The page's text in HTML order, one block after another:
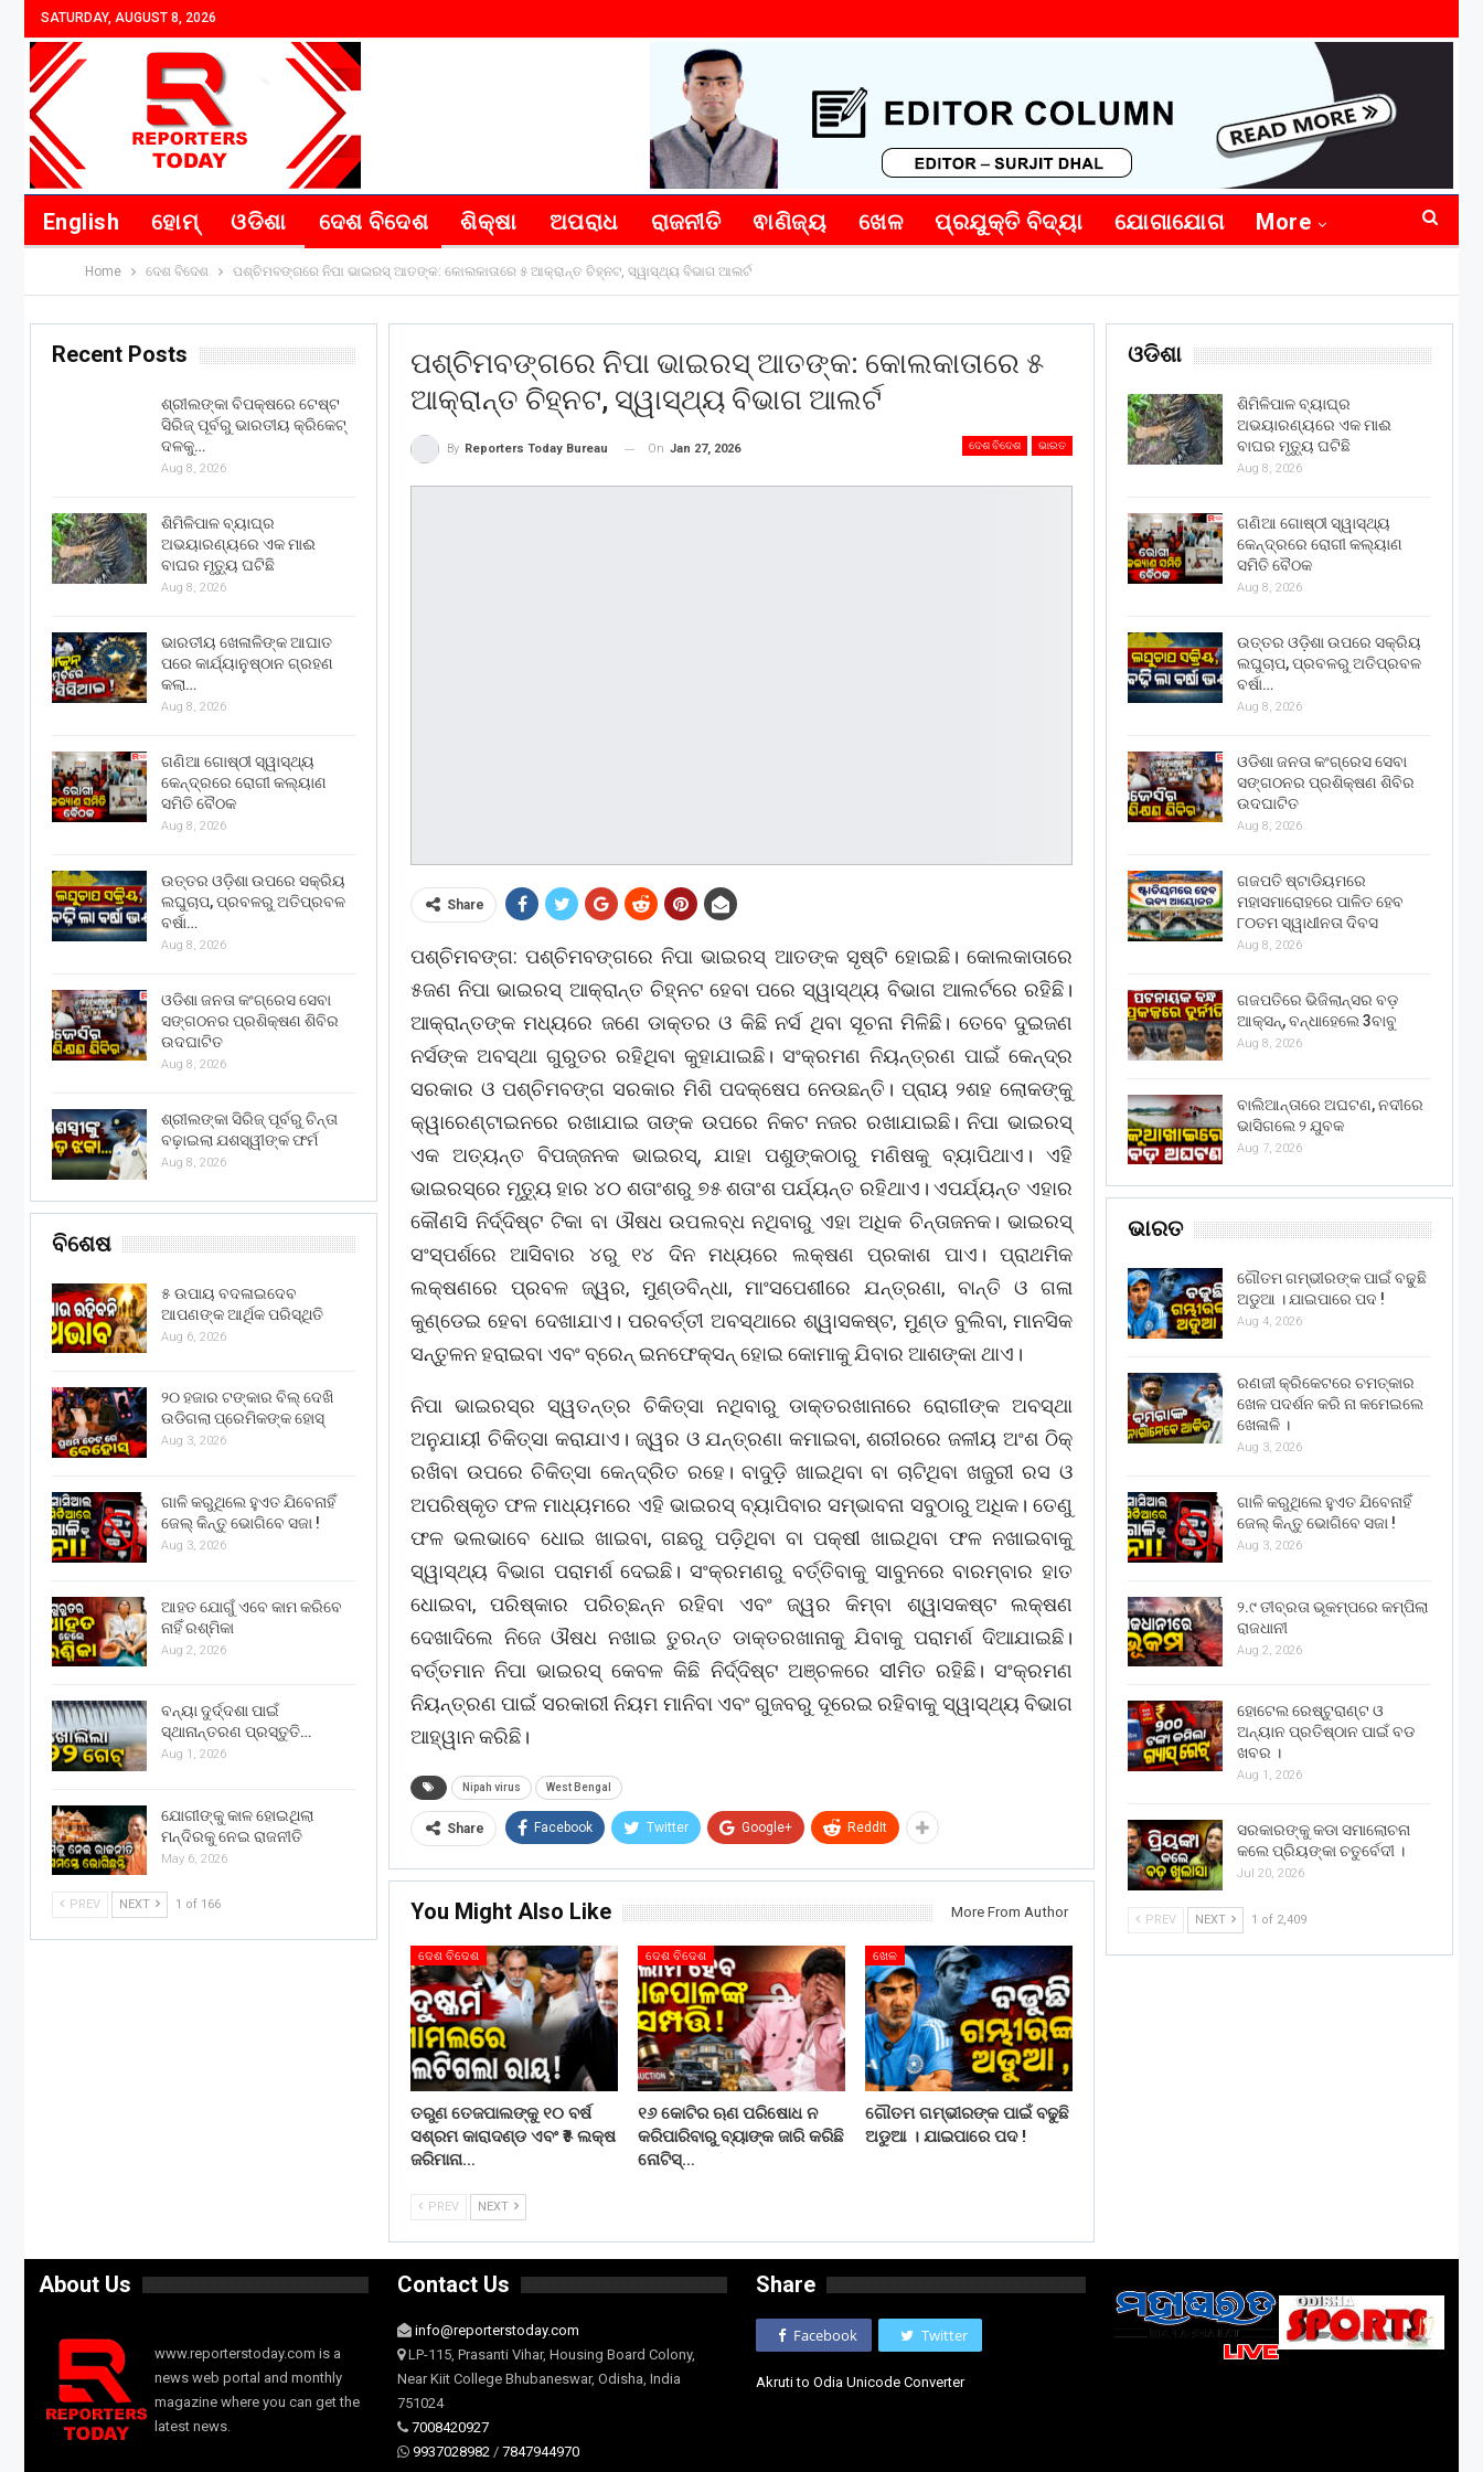
SATURDAY, AUGUST 8, 2026
English ହୋମ୍ ଓଡିଶା ଦେଶ ବିଦେଶ ଶିକ୍ଷା ଅପରାଧ ରାଜନୀତି ଵାଣିଜ୍ୟ ଖେଳ ପ୍ରଯୁକ୍ତି ବିଦ୍ୟା ଯୋଗାଯୋଗ More
Home ଦେଶ ବିଦେଶ ପଶ୍ଚିମବଙ୍ଗରେ ନିପା ଭାଇରସ୍ ଆତଙ୍କ: କୋଲକାତାରେ ୫ ଆକ୍ରାନ୍ତ ଚିହ୍ନଟ, ସ୍ୱାସ୍ଥ୍ୟ ବିଭାଗ ଆଲର୍ଟ
ପଶ୍ଚିମବଙ୍ଗରେ ନିପା ଭାଇରସ୍ ଆତଙ୍କ: କୋଲକାତାରେ ୫
ଆକ୍ରାନ୍ତ ଚିହ୍ନଟ, ସ୍ୱାସ୍ଥ୍ୟ ବିଭାଗ ଆଲର୍ଟ
ଦେଶ ବିଦେଶ ଭାରତ
By Reporters Today Bureau On Jan 27, 2026
Share
ପଶ୍ଚିମବଙ୍ଗ: ପଶ୍ଚିମବଙ୍ଗରେ ନିପା ଭାଇରସ୍ ଆତଙ୍କ ସୃଷ୍ଟି ହୋଇଛି। କୋଲକାତାରେ
୫ଜଣ ନିପା ଭାଇରସ୍ ଆକ୍ରାନ୍ତ ଚିହ୍ନଟ ହେବା ପରେ ସ୍ୱାସ୍ଥ୍ୟ ବିଭାଗ ଆଲର୍ଟରେ ରହିଛି।
ଆକ୍ରାନ୍ତଙ୍କ ମଧ୍ୟରେ ଜଣେ ଡାକ୍ତର ଓ କିଛି ନର୍ସ ଥିବା ସୂଚନା ମିଳିଛି। ତେବେ ଦୁଇଜଣ
ନର୍ସଙ୍କ ଅବସ୍ଥା ଗୁରୁତର ରହିଥିବା କୁହାଯାଇଛି। ସଂକ୍ରମଣ ନିୟନ୍ତ୍ରଣ ପାଇଁ କେନ୍ଦ୍ର
ସରକାର ଓ ପଶ୍ଚିମବଙ୍ଗ ସରକାର ମିଶି ପଦକ୍ଷେପ ନେଉଛନ୍ତି। ପ୍ରାୟ ୨ଶହ ଲୋକଙ୍କୁ
କ୍ୱାରେଣ୍ଟାଇନରେ ରଖାଯାଇ ତାଙ୍କ ଉପରେ ନିକଟ ନଜର ରଖାଯାଇଛି। ନିପା ଭାଇରସ୍
ଏକ ଅତ୍ୟନ୍ତ ବିପଜ୍ଜନକ ଭାଇରସ୍, ଯାହା ପଶୁଙ୍କଠାରୁ ମଣିଷକୁ ବ୍ୟାପିଥାଏ। ଏହି
ଭାଇରସ୍‌ରେ ମୃତ୍ୟୁ ହାର ୪୦ ଶତାଂଶରୁ ୭୫ ଶତାଂଶ ପର୍ଯ୍ୟନ୍ତ ରହିଥାଏ। ଏପର୍ଯ୍ୟନ୍ତ ଏହାର
କୌଣସି ନିର୍ଦ୍ଦିଷ୍ଟ ଟିକା ବା ଔଷଧ ଉପଲବ୍ଧ ନଥିବାରୁ ଏହା ଅଧିକ ଚିନ୍ତାଜନକ। ଭାଇରସ୍
ସଂସ୍ପର୍ଶରେ ଆସିବାର ୪ରୁ ୧୪ ଦିନ ମଧ୍ୟରେ ଲକ୍ଷଣ ପ୍ରକାଶ ପାଏ। ପ୍ରାଥମିକ
ଲକ୍ଷଣରେ ପ୍ରବଳ ଜ୍ୱର, ମୁଣ୍ଡବିନ୍ଧା, ମାଂସପେଶୀରେ ଯନ୍ତ୍ରଣା, ବାନ୍ତି ଓ ଗଳା
କୁଣ୍ଡେଇ ହେବା ଦେଖାଯାଏ। ପରବର୍ତ୍ତୀ ଅବସ୍ଥାରେ ଶ୍ୱାସକଷ୍ଟ, ମୁଣ୍ଡ ବୁଲିବା, ମାନସିକ
ସନ୍ତୁଳନ ହରାଇବା ଏବଂ ବ୍ରେନ୍ ଇନଫେକ୍ସନ୍ ହୋଇ କୋମାକୁ ଯିବାର ଆଶଙ୍କା ଥାଏ।
ନିପା ଭାଇରସ୍‌ର ସ୍ୱତନ୍ତ୍ର ଚିକିତ୍ସା ନଥିବାରୁ ଡାକ୍ତରଖାନାରେ ରୋଗୀଙ୍କ ଅବସ୍ଥା
ଅନୁଯାୟୀ ଚିକିତ୍ସା କରାଯାଏ। ଜ୍ୱର ଓ ଯନ୍ତ୍ରଣା କମାଇବା, ଶରୀରରେ ଜଳୀୟ ଅଂଶ ଠିକ୍
ରଖିବା ଉପରେ ଚିକିତ୍ସା କେନ୍ଦ୍ରିତ ରହେ। ବାଦୁଡ଼ି ଖାଇଥିବା ବା ଚାଟିଥିବା ଖଜୁରୀ ରସ ଓ
ଅପରିଷ୍କୃତ ଫଳ ମାଧ୍ୟମରେ ଏହି ଭାଇରସ୍ ବ୍ୟାପିବାର ସମ୍ଭାବନା ସବୁଠାରୁ ଅଧିକ। ତେଣୁ
ଫଳ ଭଲଭାବେ ଧୋଇ ଖାଇବା, ଗଛରୁ ପଡ଼ିଥିବା ବା ପକ୍ଷୀ ଖାଇଥିବା ଫଳ ନଖାଇବାକୁ
ସ୍ୱାସ୍ଥ୍ୟ ବିଭାଗ ପରାମର୍ଶ ଦେଇଛି। ସଂକ୍ରମଣରୁ ବର୍ତ୍ତିବାକୁ ସାବୁନରେ ବାରମ୍ବାର ହାତ
ଧୋଇବା, ପରିଷ୍କାର ପରିଚ୍ଛନ୍ନ ରହିବା ଏବଂ ଜ୍ୱର କିମ୍ବା ଶ୍ୱାସକଷ୍ଟ ଲକ୍ଷଣ
ଦେଖାଦିଲେ ନିଜେ ଔଷଧ ନଖାଇ ତୁରନ୍ତ ଡାକ୍ତରଖାନାକୁ ଯିବାକୁ ପରାମର୍ଶ ଦିଆଯାଇଛି।
ବର୍ତ୍ତମାନ ନିପା ଭାଇରସ୍ କେବଳ କିଛି ନିର୍ଦ୍ଦିଷ୍ଟ ଅଞ୍ଚଳରେ ସୀମିତ ରହିଛି। ସଂକ୍ରମଣ
ନିୟନ୍ତ୍ରଣ ପାଇଁ ସରକାରୀ ନିୟମ ମାନିବା ଏବଂ ଗୁଜବରୁ ଦୂରେଇ ରହିବାକୁ ସ୍ୱାସ୍ଥ୍ୟ ବିଭାଗ
ଆହ୍ୱାନ କରିଛି।
Nipah virus West Bengal
Share Facebook Twitter Google+ ReddIt
You Might Also Like More From Author
ଦେଶ ବିଦେଶ
ତରୁଣ ତେଜପାଲଙ୍କୁ ୧୦ ବର୍ଷ
ସଶ୍ରମ କାରାଦଣ୍ଡ ଏବଂ ₹୫ ଲକ୍ଷ
ଜରିମାନା…
ଦେଶ ବିଦେଶ
୧୬ କୋଟିର ଋଣ ପରିଷୋଧ ନ
କରିପାରିବାରୁ ବ୍ୟାଙ୍କ ଜାରି କରିଛି
ନୋଟିସ୍…
ଖେଳ
ଗୌତମ ଗମ୍ଭୀରଙ୍କ ପାଇଁ ବଢୁଛି
ଅଡୁଆ । ଯାଇପାରେ ପଦ !
PREV NEXT
ଓଡିଶା
ଶିମିଳିପାଳ ବ୍ୟାଘ୍ର
ଅଭୟାରଣ୍ୟରେ ଏକ ମାଈ
ବାଘର ମୃତ୍ୟୁ ଘଟିଛି
Aug 8, 2026
ଗଣିଆ ଗୋଷ୍ଠୀ ସ୍ୱାସ୍ଥ୍ୟ
କେନ୍ଦ୍ରରେ ରୋଗୀ କଲ୍ୟାଣ
ସମିତି ବୈଠକ
Aug 8, 2026
ଉତ୍ତର ଓଡ଼ିଶା ଉପରେ ସକ୍ରିୟ
ଲଘୁଚାପ, ପ୍ରବଳରୁ ଅତିପ୍ରବଳ
ବର୍ଷା…
Aug 8, 2026
ଓଡିଶା ଜନତା କଂଗ୍ରେସ ସେବା
ସଙ୍ଗଠନର ପ୍ରଶିକ୍ଷଣ ଶିବିର
ଉଦଘାଟିତ
Aug 8, 2026
ଗଜପତି ଷ୍ଟାଡିୟମରେ
ମହାସମାରୋହରେ ପାଳିତ ହେବ
୮୦ତମ ସ୍ୱାଧୀନତା ଦିବସ
Aug 8, 2026
ଗଜପତିରେ ଭିଜିଲାନ୍ସର ବଡ଼
ଆକ୍ସନ୍, ବନ୍ଧାହେଲେ 3ବାବୁ
Aug 8, 2026
ବାଲିଆନ୍ତାରେ ଅଘଟଣ, ନଦୀରେ
ଭାସିଗଲେ ୨ ଯୁବକ
Aug 7, 2026
ଭାରତ
ଗୌତମ ଗମ୍ଭୀରଙ୍କ ପାଇଁ ବଢୁଛି
ଅଡୁଆ । ଯାଇପାରେ ପଦ !
Aug 4, 2026
ରଣଜୀ କ୍ରିକେଟରେ ଚମତ୍କାର
ଖେଳ ପଦର୍ଶନ କରି ନା କମେଇଲେ
ଖେଳାଳି ।
Aug 3, 2026
ଗାଳି କରୁଥିଲେ ହୁଏତ ଯିବେନାହିଁ
ଜେଲ୍ କିନ୍ତୁ ଭୋଗିବେ ସଜା !
Aug 3, 2026
୨.୯ ତୀବ୍ରତା ଭୂକମ୍ପରେ କମ୍ପିଲା
ରାଜଧାନୀ
Aug 2, 2026
ହୋଟେଲ ରେଷ୍ଟୁରାଣ୍ଟ ଓ
ଅନ୍ୟାନ ପ୍ରତିଷ୍ଠାନ ପାଇଁ ବଡ
ଖବର ।
Aug 1, 2026
ସରକାରଙ୍କୁ କଡା ସମାଲୋଚନା
କଲେ ପ୍ରିୟଙ୍କା ଚତୁର୍ବେଦୀ ।
Jul 20, 2026
PREV NEXT 1 of 2,409
Recent Posts
ଶ୍ରୀଲଙ୍କା ବିପକ୍ଷରେ ଟେଷ୍ଟ
ସିରିଜ୍ ପୂର୍ବରୁ ଭାରତୀୟ କ୍ରିକେଟ୍
ଦଳକୁ…
Aug 8, 2026
ଶିମିଳିପାଳ ବ୍ୟାଘ୍ର
ଅଭୟାରଣ୍ୟରେ ଏକ ମାଈ
ବାଘର ମୃତ୍ୟୁ ଘଟିଛି
Aug 8, 2026
ଭାରତୀୟ ଖେଳାଳିଙ୍କ ଆଘାତ
ପରେ କାର୍ଯ୍ୟାନୁଷ୍ଠାନ ଗ୍ରହଣ
କଲା…
Aug 8, 2026
ଗଣିଆ ଗୋଷ୍ଠୀ ସ୍ୱାସ୍ଥ୍ୟ
କେନ୍ଦ୍ରରେ ରୋଗୀ କଲ୍ୟାଣ
ସମିତି ବୈଠକ
Aug 8, 2026
ଉତ୍ତର ଓଡ଼ିଶା ଉପରେ ସକ୍ରିୟ
ଲଘୁଚାପ, ପ୍ରବଳରୁ ଅତିପ୍ରବଳ
ବର୍ଷା…
Aug 8, 2026
ଓଡିଶା ଜନତା କଂଗ୍ରେସ ସେବା
ସଙ୍ଗଠନର ପ୍ରଶିକ୍ଷଣ ଶିବିର
ଉଦଘାଟିତ
Aug 8, 2026
ଶ୍ରୀଲଙ୍କା ସିରିଜ୍ ପୂର୍ବରୁ ଚିନ୍ତା
ବଢ଼ାଇଲା ଯଶସ୍ୱୀଙ୍କ ଫର୍ମ
Aug 8, 2026
ବିଶେଷ
୫ ଉପାୟ ବଦଳାଇଦେବ
ଆପଣଙ୍କ ଆର୍ଥିକ ପରିସ୍ଥିତି
Aug 6, 2026
୨୦ ହଜାର ଟଙ୍କାର ବିଲ୍ ଦେଖି
ଉଡିଗଲା ପ୍ରେମିକଙ୍କ ହୋସ୍
Aug 3, 2026
ଗାଳି କରୁଥିଲେ ହୁଏତ ଯିବେନାହିଁ
ଜେଲ୍ କିନ୍ତୁ ଭୋଗିବେ ସଜା !
Aug 3, 2026
ଆହତ ଯୋଗୁଁ ଏବେ କାମ କରିବେ
ନାହିଁ ରଶ୍ମିକା
Aug 2, 2026
ବନ୍ୟା ଦୁର୍ଦ୍ଦଶା ପାଇଁ
ସ୍ଥାନାନ୍ତରଣ ପ୍ରସ୍ତୁତି…
Aug 1, 2026
ଯୋଗୀଙ୍କୁ କାଳ ହୋଇଥିଲା
ମନ୍ଦିରକୁ ନେଇ ରାଜନୀତି
May 6, 2026
PREV NEXT 1 of 166
About Us
www.reporterstoday.com is a
news web portal and monthly
magazine where you can get the
latest news.
Contact Us
info@reporterstoday.com
LP-115, Prasanti Vihar, Housing Board Colony,
Near Kiit College Bhubaneswar, Odisha, India
751024
7008420927
9937028982 / 7847944970
Share
Facebook Twitter
Akruti to Odia Unicode Converter